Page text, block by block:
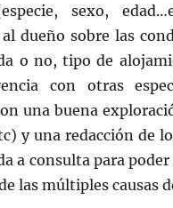
sexo,
dueño sobre las
o no, tipo de
con otras
una buena
y una redacción de
a consulta para
las múltiples causas